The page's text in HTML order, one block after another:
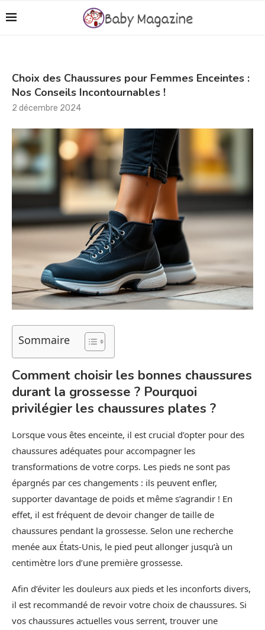
Choix des Chaussures pour Femmes Enceintes :
Nos Conseils Incontournables !
2 décembre 2024
Sommaire
Comment choisir les bonnes chaussures
durant la grossesse ? Pourquoi
privilégier les chaussures plates ?
Lorsque vous êtes enceinte, il est crucial d’opter pour des
chaussures adéquates pour accompagner les
transformations de votre corps. Les pieds ne sont pas
épargnés par ces changements : ils peuvent enfler,
supporter davantage de poids et même s’agrandir ! En
effet, il est fréquent de devoir changer de taille de
chaussures pendant la grossesse. Selon une recherche
menée aux États-Unis, le pied peut allonger jusqu’à un
centimètre lors d’une première grossesse.
Afin d’éviter les douleurs aux pieds et les inconforts divers,
il est recommandé de revoir votre choix de chaussures. Si
vos chaussures actuelles vous serrent, trouver une